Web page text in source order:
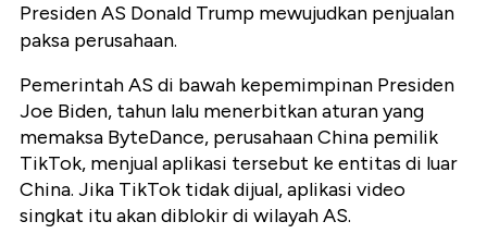
Presiden AS Donald Trump mewujudkan penjualan
paksa perusahaan.
Pemerintah AS di bawah kepemimpinan Presiden
Joe Biden, tahun lalu menerbitkan aturan yang
memaksa ByteDance, perusahaan China pemilik
TikTok, menjual aplikasi tersebut ke entitas di luar
China. Jika TikTok tidak dijual, aplikasi video
singkat itu akan diblokir di wilayah AS.